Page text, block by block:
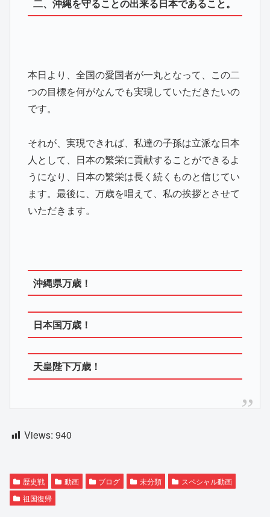
二、沖縄を守ることの出来る日本であること。
本日より、全国の愛国者が一丸となって、この二
つの目標を何がなんでも実現していただきたいの
です。
それが、実現できれば、私達の子孫は立派な日本
人として、日本の繁栄に貢献することができるよ
うになり、日本の繁栄は長く続くものと信じてい
ます。最後に、万歳を唱えて、私の挨拶とさせて
いただきます。
沖縄県万歳！
日本国万歳！
天皇陛下万歳！
Views: 940
歴史戦 動画 ブログ 未分類
スペシャル動画
祖国復帰